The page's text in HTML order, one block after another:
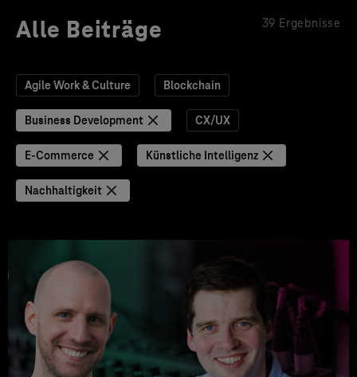
Alle Beiträge 39 Ergebnisse
Agile Work & Culture Blockchain
Business Development CX/UX
E-Commerce Künstliche Intelligenz
Nachhaltigkeit